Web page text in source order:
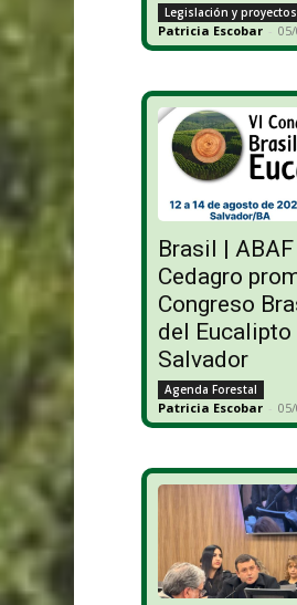
Legislación y proyectos
Patricia Escobar -
Brasil |
Cedagro
Congreso
del Eucalipto
Salvador
Agenda Forestal
Patricia Escobar -